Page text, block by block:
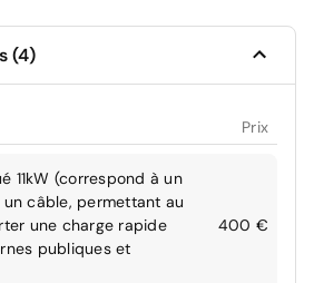
(4)
Prix
11kW (correspond à un
câble, permettant au
une charge rapide
publiques et
400 €